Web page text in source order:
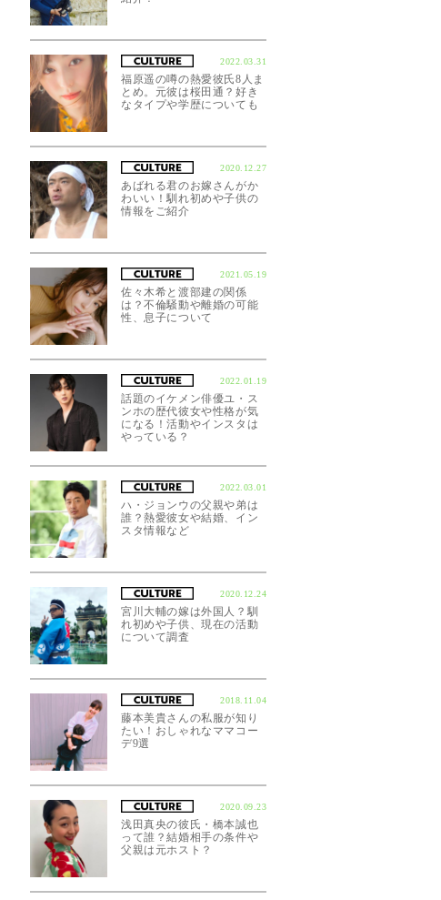
2022.03.31
福原遥の噂の熱愛彼氏8人ま
とめ。元彼は桜田通？好き
なタイプや学歴についても
2020.12.27
あばれる君のお嫁さんがか
わいい！馴れ初めや子供の
情報をご紹介
2021.05.19
佐々木希と渡部建の関係
は？不倫騒動や離婚の可能
性、息子について
2022.01.19
話題のイケメン俳優ユ・ス
ンホの歴代彼女や性格が気
になる！活動やインスタは
やっている？
2022.03.01
ハ・ジョンウの父親や弟は
誰？熱愛彼女や結婚、イン
スタ情報など
2020.12.24
宮川大輔の嫁は外国人？馴
れ初めや子供、現在の活動
について調査
2018.11.04
藤本美貴さんの私服が知り
たい！おしゃれなママコー
デ9選
2020.09.23
浅田真央の彼氏・橋本誠也
って誰？結婚相手の条件や
父親は元ホスト？